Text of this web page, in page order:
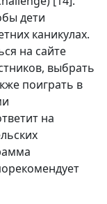
дети
каникулах.
на сайте
выбрать
поиграть в
на